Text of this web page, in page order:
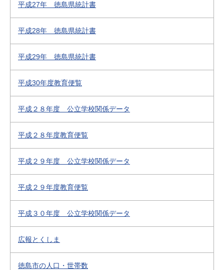
平成27年 徳島県統計書
平成28年 徳島県統計書
平成29年 徳島県統計書
平成30年度教育便覧
平成２８年度 公立学校関係データ
平成２８年度教育便覧
平成２９年度 公立学校関係データ
平成２９年度教育便覧
平成３０年度 公立学校関係データ
広報とくしま
徳島市の人口・世帯数